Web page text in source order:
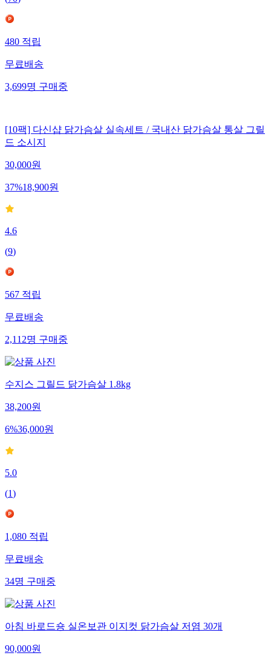
480적립
무료배송
3,699명구매중
[10팩] 다신샵 닭가슴살 실속세트 / 국내산 닭가슴살 통살 그릴
드 소시지
30,000원
37%18,900원
4.6
(9)
567적립
무료배송
2,112명구매중
수지스 그릴드 닭가슴살 1.8kg
38,200원
6%36,000원
5.0
(1)
1,080적립
무료배송
34명구매중
아침 바로드숑 실온보관 이지컷 닭가슴살 저염 30개
90,000원